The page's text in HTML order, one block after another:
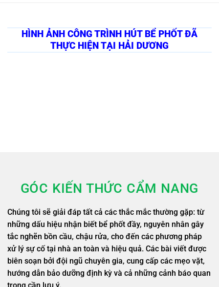
HÌNH ẢNH CÔNG TRÌNH HÚT BỂ PHỐT ĐÃ
THỰC HIỆN TẠI HẢI DƯƠNG
GÓC KIẾN THỨC CẨM NANG
Chúng tôi sẽ giải đáp tất cả các thắc mắc thường gặp: từ
những dấu hiệu nhận biết bể phốt đầy, nguyên nhân gây
tắc nghẽn bồn cầu, chậu rửa, cho đến các phương pháp
xử lý sự cố tại nhà an toàn và hiệu quả. Các bài viết được
biên soạn bởi đội ngũ chuyên gia, cung cấp các mẹo vặt,
hướng dẫn bảo dưỡng định kỳ và cả những cảnh báo quan